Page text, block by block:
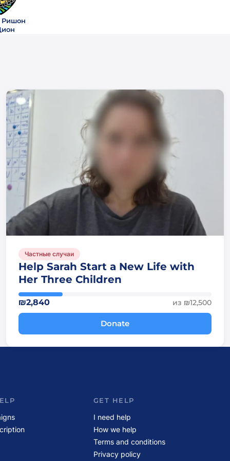
Частные случаи
Help Sarah Start a New Life with
Her Three Children
₪2,840 из ₪12,500
Donate
GET HELP
I need help
How we help
Terms and conditions
Privacy policy